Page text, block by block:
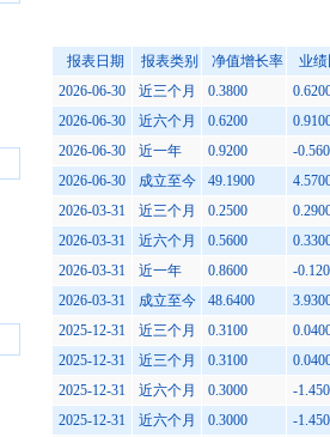
报表日期 报表类别 净值增长率
业
2026-06-30
近三个月 0.3800
2026-06-30
近六个月 0.6200
2026-06-30
近一年 0.9200
-
2026-06-30
成立至今 49.1900
2026-03-31
近三个月 0.2500
2026-03-31
近六个月 0.5600
2026-03-31
近一年 0.8600
-
2026-03-31
成立至今 48.6400
2025-12-31
近三个月 0.3100
2025-12-31
近三个月 0.3100
2025-12-31
近六个月 0.3000
-
2025-12-31
近六个月 0.3000
-